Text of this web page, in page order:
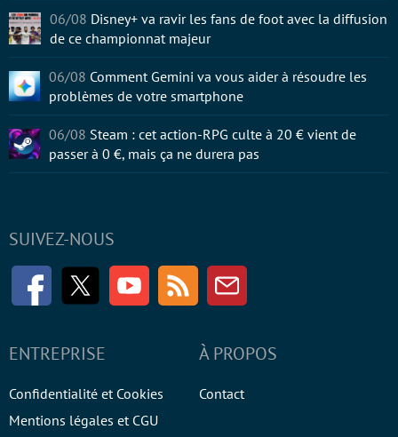
SUIVEZ-NOUS
FacebookTwitter Youtube RSS Newsletter
ENTREPRISE
Confidentialité et Cookies
Mentions légales et CGU
À PROPOS
Contact
06/08 Disney+ va ravir les fans de foot avec la diffusion
de ce championnat majeur
06/08 Comment Gemini va vous aider à résoudre les
problèmes de votre smartphone
06/08 Steam : cet action-RPG culte à 20 € vient de
passer à 0 €, mais ça ne durera pas